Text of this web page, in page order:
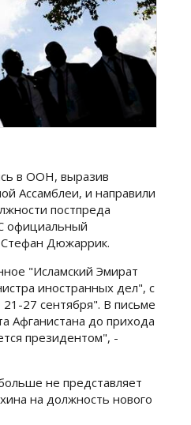
в ООН, выразив
Ассамблеи, и направили
постпреда
официальный
Стефан Дюжаррик.
"Исламский Эмират
иностранных дел", с
27 сентября". В письме
Афганистана до прихода
президентом", -
не представляет
на должность нового